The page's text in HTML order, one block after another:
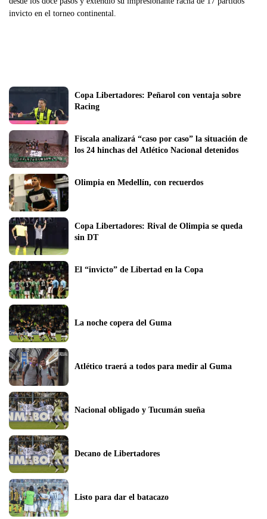
invicto en el torneo continental.
Copa Libertadores: Peñarol con ventaja sobre
Racing
Fiscala analizará “caso por caso” la situación de
Olimpia en Medellín, con recuerdos
Copa Libertadores: Rival de Olimpia se queda
sin DT
El “invicto” de Libertad en la Copa
La noche copera del Guma
Atlético traerá a todos para medir al Guma
Nacional obligado y Tucumán sueña
Decano de Libertadores
Listo para dar el batacazo